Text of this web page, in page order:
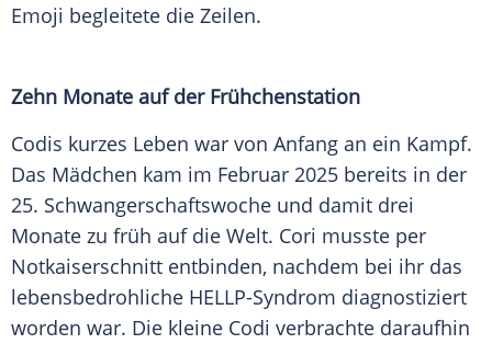
Emoji begleitete die Zeilen.
Zehn Monate auf der Frühchenstation
Codis kurzes Leben war von Anfang an ein Kampf.
Das Mädchen kam im Februar 2025 bereits in der
25. Schwangerschaftswoche und damit drei
Monate zu früh auf die Welt. Cori musste per
Notkaiserschnitt entbinden, nachdem bei ihr das
lebensbedrohliche HELLP-Syndrom diagnostiziert
worden war. Die kleine Codi verbrachte daraufhin